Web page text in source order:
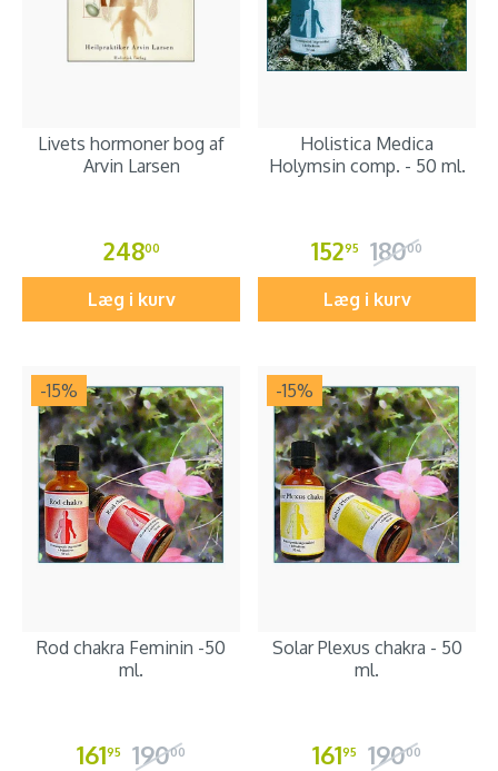
Livets hormoner bog af
Arvin Larsen
24800
Læg i kurv
Holistica Medica
Holymsin comp. - 50 ml.
15295 18000
Læg i kurv
-15%
Rod chakra Feminin -50
ml.
16195 19000
-15%
Solar Plexus chakra - 50
ml.
16195 19000